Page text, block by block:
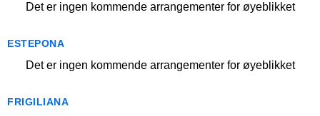
Det er ingen kommende arrangementer for øyeblikket
ESTEPONA
Det er ingen kommende arrangementer for øyeblikket
FRIGILIANA